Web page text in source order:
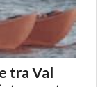
tra Val